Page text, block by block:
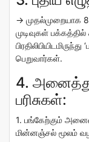
→ முதல்முறையாக
முடிவுகள் பக்கத்தில்
பிரதிலிபியிடமிருந்து ‘
பெறுவார்கள்.
4.
பரிசுகள்:
1. பங்கேற்கும்
மின்னஞ்சல் மூலம்